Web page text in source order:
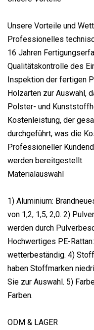
Unsere Vorteile und
Professionelles
16 Jahren
Qualitätskontrolle des
Inspektion der fertigen
Holzarten zur Auswahl,
Polster- und
Kostenleistung, der
durchgeführt, was die
Professioneller
werden bereitgestellt.
Materialauswahl
1) Aluminium:
von 1,2, 1,5, 2,0. 2)
werden durch
Hochwertiges PE-
wetterbeständig. 4)
haben Stoffmarken
Sie zur Auswahl. 5)
Farben.
ODM & LAGER